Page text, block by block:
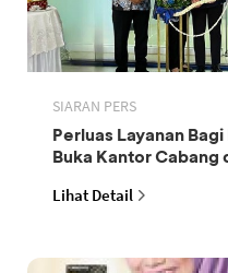
SIARAN PERS
Perluas Layanan
Buka Kantor Cabang
Lihat Detail